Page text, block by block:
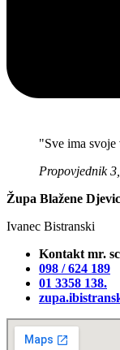
"Sve ima
Propovjednik
Župa Blažene
Ivanec Bistranski
Kontakt mr.
098 / 624 189
01 3358 138‬.